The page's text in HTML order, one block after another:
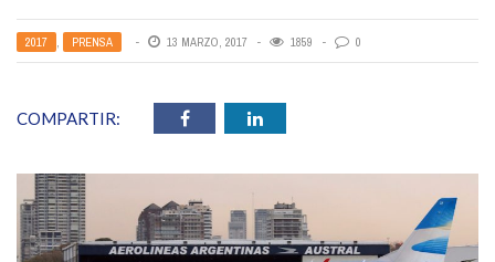
2017 , PRENSA 13 MARZO, 2017 1859 0
COMPARTIR: